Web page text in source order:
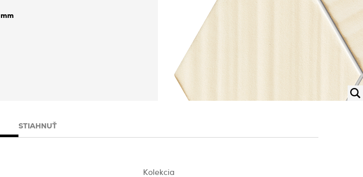
STIAHNUŤ
Kolekcia